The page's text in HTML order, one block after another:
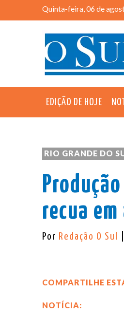
Quinta-feira, 06 de
EDIÇÃO DE HOJE
RIO GRANDE DO
recua
Por Redação O Sul
COMPARTILHE
NOTÍCIA: